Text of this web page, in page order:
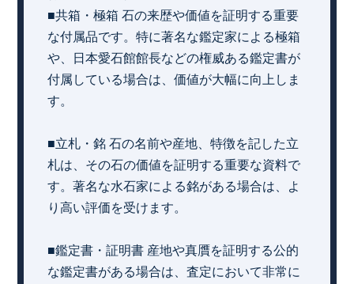
■共箱・極箱 石の来歴や価値を証明する重要
な付属品です。特に著名な鑑定家による極箱
や、日本愛石館館長などの権威ある鑑定書が
付属している場合は、価値が大幅に向上しま
す。
■立札・銘 石の名前や産地、特徴を記した立
札は、その石の価値を証明する重要な資料で
す。著名な水石家による銘がある場合は、よ
り高い評価を受けます。
■鑑定書・証明書 産地や真贋を証明する公的
な鑑定書がある場合は、査定において非常に